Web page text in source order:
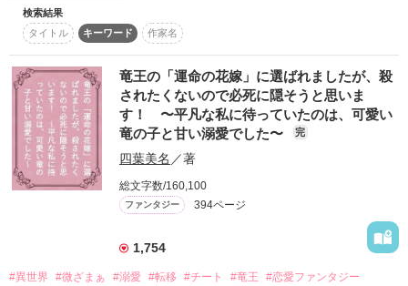
作品を読む
※レビューありがとうございます！！
※23.10.19 エンジェライト文庫より上下巻同時配信となりま
す。
※25.8.7 エンジェライトコミックよりコミカライズ配信開始で
す！
作品を読む
「怖い思いはさせねェって言っただろ。これからはずっと一緒
にいてやる」
『神子』と呼ばれるほど天才的に魔石を扱う双子の妹とは違
い、役立たずの出来損ないと実の家族から虐げられるアルトリ
シア。
ついには殺されそうになった彼女を助けたのは、狼の姿をした
『生きた石』のサフィだった。
さらには彼の弟、ルブまで一緒についてくることになり……。
「お前さえよければ、私の娘にならないか」
ふたりの助けによって出会った、辺境伯ゼノハルト。
よって変化する。
検索結果
タイトル
キーワード 作家名
竜王の「運命の花嫁」に選ばれましたが、殺
されたくないので必死に隠そうと思いま
す！ 〜平凡な私に待っていたのは、可愛い
竜の子と甘い溺愛でした〜
完
四葉美名 ／著
総文字数/160,100
ファンタジー 394ページ
1,754
#異世界 #微ざまぁ #溺愛 #転移 #チート #竜王
#恋愛ファンタジー